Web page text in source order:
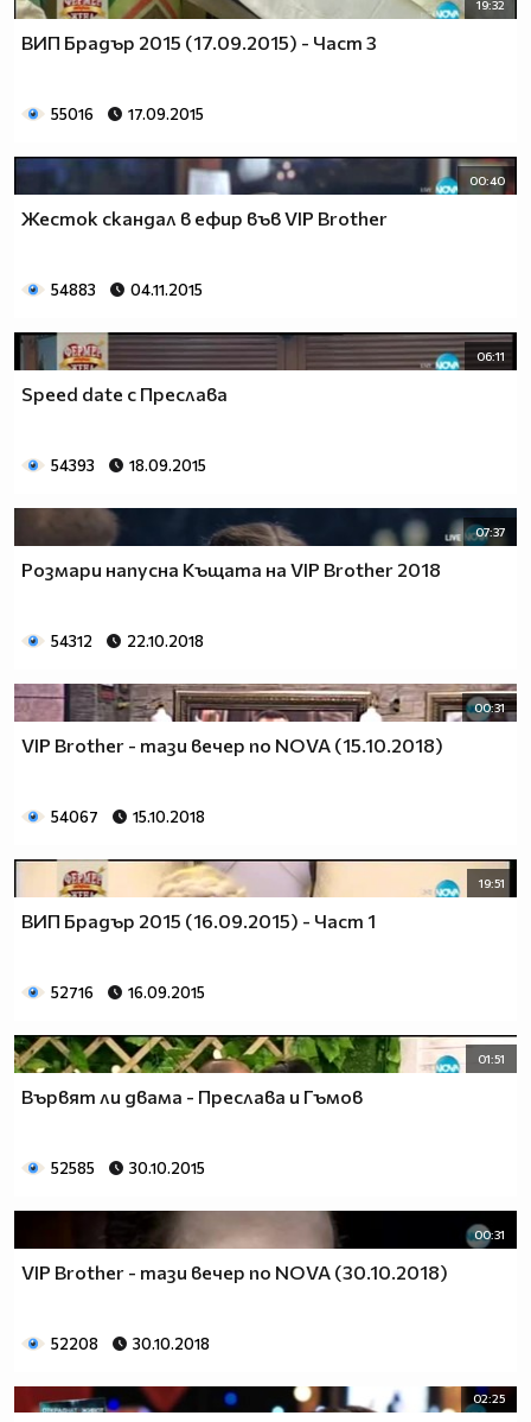
19:32
ВИП Брадър 2015 (17.09.2015) - Част 3
55016 17.09.2015
00:40
Жесток скандал в ефир във VIP Brother
54883 04.11.2015
06:11
Speed date с Преслава
54393 18.09.2015
07:37
Розмари напусна Къщата на VIP Brother 2018
54312 22.10.2018
00:31
VIP Brother - тази вечер по NOVA (15.10.2018)
54067 15.10.2018
19:51
ВИП Брадър 2015 (16.09.2015) - Част 1
52716 16.09.2015
01:51
Вървят ли двама - Преслава и Гъмов
52585 30.10.2015
00:31
VIP Brother - тази вечер по NOVA (30.10.2018)
52208 30.10.2018
02:25